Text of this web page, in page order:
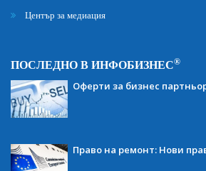
Център за медиация
ПОСЛЕДНО В ИНФОБИЗНЕС®
Оферти за бизнес
Право на ремонт: Нови